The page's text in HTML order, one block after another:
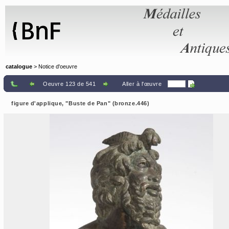
catalogue > Notice d'oeuvre
Oeuvre 123 de 541 Aller à l'œuvre
figure d'applique, "Buste de Pan" (bronze.446)